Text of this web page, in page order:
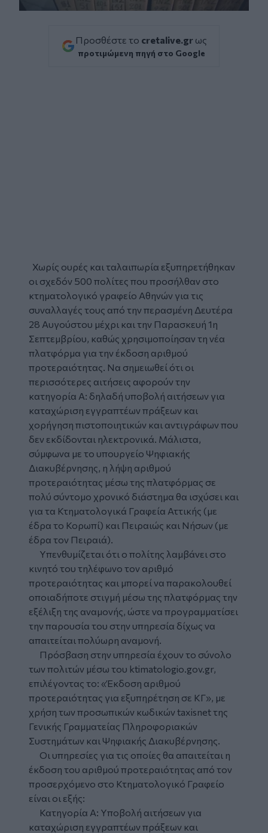
Προσθέστε το cretalive.gr ως
προτιμώμενη πηγή στο Google
Χωρίς ουρές και ταλαιπωρία εξυπηρετήθηκαν
οι σχεδόν 500 πολίτες που προσήλθαν στο
κτηματολογικό γραφείο Αθηνών για τις
συναλλαγές τους από την περασμένη Δευτέρα
28 Αυγούστου μέχρι και την Παρασκευή 1η
Σεπτεμβρίου, καθώς χρησιμοποίησαν τη νέα
πλατφόρμα για την έκδοση αριθμού
προτεραιότητας. Να σημειωθεί ότι οι
περισσότερες αιτήσεις αφορούν την
κατηγορία Α: δηλαδή υποβολή αιτήσεων για
καταχώριση εγγραπτέων πράξεων και
χορήγηση πιστοποιητικών και αντιγράφων που
δεν εκδίδονται ηλεκτρονικά. Μάλιστα,
σύμφωνα με το υπουργείο Ψηφιακής
Διακυβέρνησης, η λήψη αριθμού
προτεραιότητας μέσω της πλατφόρμας σε
πολύ σύντομο χρονικό διάστημα θα ισχύσει και
για τα Κτηματολογικά Γραφεία Αττικής (με
έδρα το Κορωπί) και Πειραιώς και Νήσων (με
έδρα τον Πειραιά).
Υπενθυμίζεται ότι ο πολίτης λαμβάνει στο
κινητό του τηλέφωνο τον αριθμό
προτεραιότητας και μπορεί να παρακολουθεί
οποιαδήποτε στιγμή μέσω της πλατφόρμας την
εξέλιξη της αναμονής, ώστε να προγραμματίσει
την παρουσία του στην υπηρεσία δίχως να
απαιτείται πολύωρη αναμονή.
Πρόσβαση στην υπηρεσία έχουν το σύνολο
των πολιτών μέσω του ktimatologio.gov.gr,
επιλέγοντας το: «Έκδοση αριθμού
προτεραιότητας για εξυπηρέτηση σε ΚΓ», με
χρήση των προσωπικών κωδικών taxisnet της
Γενικής Γραμματείας Πληροφοριακών
Συστημάτων και Ψηφιακής Διακυβέρνησης.
Οι υπηρεσίες για τις οποίες θα απαιτείται η
έκδοση του αριθμού προτεραιότητας από τον
προσερχόμενο στο Κτηματολογικό Γραφείο
είναι οι εξής:
Κατηγορία Α: Υποβολή αιτήσεων για
καταχώριση εγγραπτέων πράξεων και